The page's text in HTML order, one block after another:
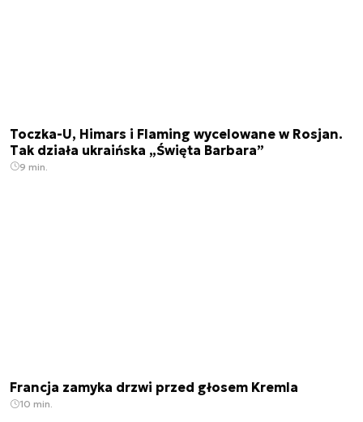
Toczka-U, Himars i Flaming wycelowane w Rosjan.
Tak działa ukraińska „Święta Barbara”
9 min.
Francja zamyka drzwi przed głosem Kremla
10 min.